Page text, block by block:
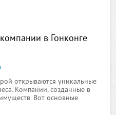
в Гонконге
открываются уникальные
Компании, созданные в
Вот основные